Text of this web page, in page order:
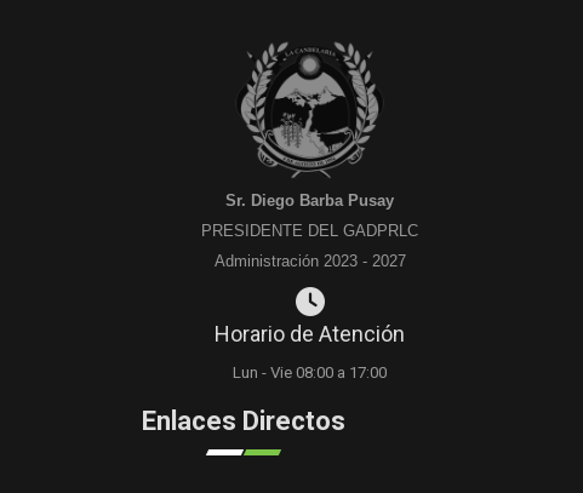
Sr. Diego Barba Pusay
PRESIDENTE DEL GADPRLC
Administración 2023 - 2027
Horario de Atención
Lun - Vie 08:00 a 17:00
Enlaces Directos